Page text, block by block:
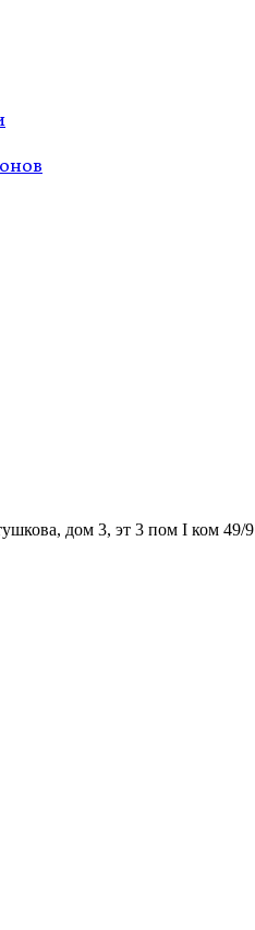
дом 3, эт 3 пом I ком 49/9